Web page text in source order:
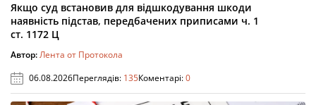
Якщо суд встановив для відшкодування шкоди
наявність підстав, передбачених приписами ч. 1
ст. 1172 Ц
Автор:Лента от Протокола
06.08.2026Переглядів: 135Коментарі:0